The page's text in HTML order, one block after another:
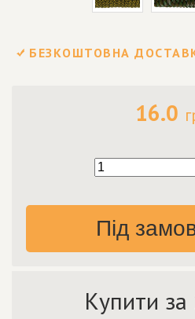
БЕЗКОШТОВНА
16.0
Під
Купити за